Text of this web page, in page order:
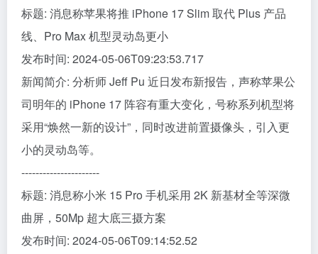
标题: 消息称苹果将推 iPhone 17 Slim 取代 Plus 产品
线、Pro Max 机型灵动岛更小
发布时间: 2024-05-06T09:23:53.717
新闻简介: 分析师 Jeff Pu 近日发布新报告，声称苹果公
司明年的 iPhone 17 阵容有重大变化，号称系列机型将
采用“焕然一新的设计”，同时改进前置摄像头，引入更
小的灵动岛等。
----------------------
标题: 消息称小米 15 Pro 手机采用 2K 新基材全等深微
曲屏，50Mp 超大底三摄方案
发布时间: 2024-05-06T09:14:52.52